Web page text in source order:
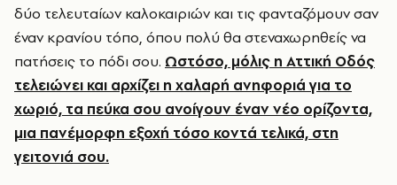
δύο τελευταίων καλοκαιριών και τις φανταζόμουν σαν
έναν κρανίου τόπο, όπου πολύ θα στεναχωρηθείς να
πατήσεις το πόδι σου. Ωστόσο, μόλις η Αττική Οδός
τελειώνει και αρχίζει η χαλαρή ανηφοριά για το
χωριό, τα πεύκα σου ανοίγουν έναν νέο ορίζοντα,
μια πανέμορφη εξοχή τόσο κοντά τελικά, στη
γειτονιά σου.